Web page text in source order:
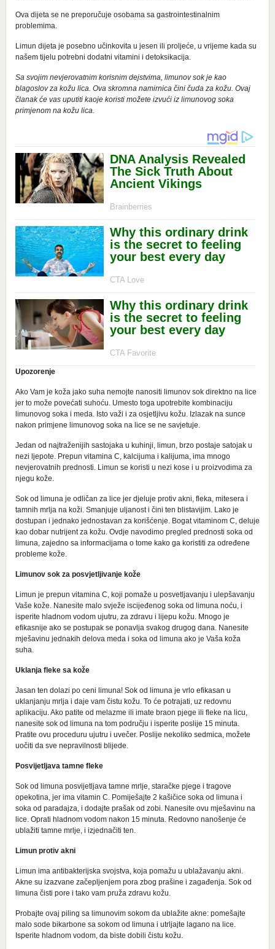
Ova dijeta se ne preporučuje osobama sa gastrointestinalnim
problemima.
Limun dijeta je posebno učinkovita u jesen ili proljeće, u vrijeme kada su
našem tijelu potrebni dodatni vitamini i detoksikacija.
Sa svojim nevjerovatnim korisnim dejstvima, limunov sok je kao
blagoslov za kožu lica. Ova skromna namirnica čini čuda za kožu. Ovaj
članak će vas uputiti kaoje koristi možete izvući iz limunovog soka
primjenom na kožu lica.
Upozorenje
Ako Vam je koža jako suha nemojte nanositi limunov sok direktno na lice
jer to može povećati suhoću. Umesto toga upotrebite kombinaciju
limunovog soka i meda. Isto važi i za osjetljivu kožu. Izlazak na sunce
nakon primjene limunovog soka na lice se ne savjetuje.
Jedan od najtraženijih sastojaka u kuhinji, limun, brzo postaje satojak u
nezi ljepote. Prepun vitamina C, kalcijuma i kalijuma, ima mnogo
nevjerovatnih prednosti. Limun se koristi u nezi kose i u proizvodima za
njegu kože.
Sok od limuna je odličan za lice jer djeluje protiv akni, fleka, mitesera i
tamnih mrlja na koži. Smanjuje uljanost i čini ten blistavijim. Lako je
dostupan i jednako jednostavan za korišćenje. Bogat vitaminom C, deluje
kao dobar nutrijent za kožu. Ovdje navodimo pregled prednosti soka od
limuna, zajedno sa informacijama o tome kako ga koristiti za određene
probleme kože.
Limunov sok za posvjetljivanje kože
Limun je prepun vitamina C, koji pomaže u posvetljavanju i ulepšavanju
Vaše kože. Nanesite malo svježe iscijeđenog soka od limuna noću, i
isperite hladnom vodom ujutru, za zdravu i lijepu kožu. Mnogo je
efikasnije ako se postupak se ponavlja svakog drugog dana. Nanesite
mješavinu jednakih delova meda i soka od limuna ako je Vaša koža
suha.
Uklanja fleke sa kože
Jasan ten dolazi po ceni limuna! Sok od limuna je vrlo efikasan u
uklanjanju mrlja i daje vam čistu kožu. To će potrajati, uz redovnu
aplikaciju. Ako patite od melazme ili imate braon pjege ili fleke na licu,
nanesite sok od limuna na tom području i isperite poslije 15 minuta.
Pratite ovu proceduru ujutru i uvečer. Poslije nekoliko sedmica, možete
uočiti da sve nepravilnosti blijede.
Posvijetljava tamne fleke
Sok od limuna posvijetljava tamne mrlje, staračke pjege i tragove
opekotina, jer ima vitamin C. Pomiješajte 2 kašičice soka od limuna i
soka od paradajza, i dodajte prašak od zobi. Nanesite ovu mješavinu na
lice. Oprati hladnom vodom nakon 15 minuta. Redovno nanošenje će
ublažiti tamne mrlje, i izjednačiti ten.
Limun protiv akni
Limun ima antibakterijska svojstva, koja pomažu u ublažavanju akni.
Akne su izazvane začepljenjem pora zbog prašine i zagađenja. Sok od
limuna čisti pore i tako vam pruža zdravu kožu.
Probajte ovaj piling sa limunovim sokom da ublažite akne: pomešajte
malo sode bikarbone sa sokom od limuna i utrljajte lagano na lice.
Isperite hladnom vodom, da biste dobili čistu kožu.